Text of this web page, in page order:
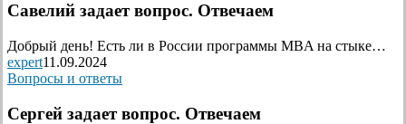
Савелий задает вопрос. Отвечаем
Добрый день! Есть ли в России программы MBA на стыке…
expert11.09.2024
Вопросы и ответы
Сергей задает вопрос. Отвечаем